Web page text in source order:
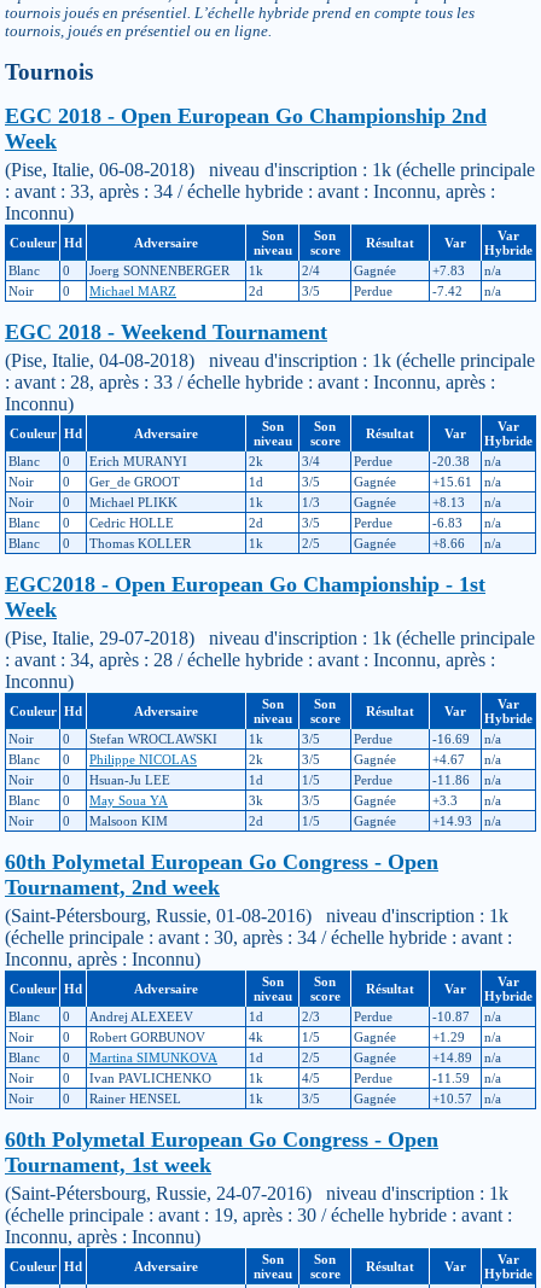
tournois joués en présentiel. L’échelle hybride prend en compte tous les
tournois, joués en présentiel ou en ligne.
Tournois
EGC 2018 - Open European Go Championship 2nd
Week
(Pise, Italie, 06-08-2018) niveau d'inscription : 1k (échelle principale
: avant : 33, après : 34 / échelle hybride : avant : Inconnu, après :
Inconnu)
Couleur Hd Adversaire
Son
niveau
Son
score
Résultat Var
Var
Hybride
Blanc
0 Joerg SONNENBERGER 1k 2/4 Gagnée +7.83
n/a
Noir
0 Michael MARZ 2d 3/5 Perdue -7.42 n/a
EGC 2018 - Weekend Tournament
(Pise, Italie, 04-08-2018) niveau d'inscription : 1k (échelle principale
: avant : 28, après : 33 / échelle hybride : avant : Inconnu, après :
Inconnu)
Couleur Hd Adversaire
Son
niveau
Son
score
Résultat Var
Var
Hybride
Blanc
0 Erich MURANYI 2k 3/4 Perdue -20.38
n/a
Noir
0 Ger_de GROOT 1d 3/5 Gagnée +15.61
n/a
Noir
0 Michael PLIKK 1k 1/3 Gagnée +8.13
n/a
Blanc
0 Cedric HOLLE 2d 3/5 Perdue -6.83
n/a
Blanc
0 Thomas KOLLER 1k 2/5 Gagnée +8.66 n/a
EGC2018 - Open European Go Championship - 1st
Week
(Pise, Italie, 29-07-2018) niveau d'inscription : 1k (échelle principale
: avant : 34, après : 28 / échelle hybride : avant : Inconnu, après :
Inconnu)
Couleur Hd Adversaire
Son
niveau
Son
score
Résultat Var
Var
Hybride
Noir
0 Stefan WROCLAWSKI 1k 3/5 Perdue -16.69
n/a
Blanc
0 Philippe NICOLAS 2k 3/5 Gagnée +4.67
n/a
Noir
0 Hsuan-Ju LEE 1d 1/5 Perdue -11.86
n/a
Blanc
0 May Soua YA 3k 3/5 Gagnée +3.3
n/a
Noir
0 Malsoon KIM 2d 1/5 Gagnée +14.93 n/a
60th Polymetal European Go Congress - Open
Tournament, 2nd week
(Saint-Pétersbourg, Russie, 01-08-2016) niveau d'inscription : 1k
(échelle principale : avant : 30, après : 34 / échelle hybride : avant :
Inconnu, après : Inconnu)
Couleur Hd Adversaire
Son
niveau
Son
score
Résultat Var
Var
Hybride
Blanc
0 Andrej ALEXEEV 1d 2/3 Perdue -10.87
n/a
Noir
0 Robert GORBUNOV 4k 1/5 Gagnée +1.29
n/a
Blanc
0 Martina SIMUNKOVA 1d 2/5 Gagnée +14.89
n/a
Noir
0 Ivan PAVLICHENKO 1k 4/5 Perdue -11.59
n/a
Noir
0 Rainer HENSEL 1k 3/5 Gagnée +10.57 n/a
60th Polymetal European Go Congress - Open
Tournament, 1st week
(Saint-Pétersbourg, Russie, 24-07-2016) niveau d'inscription : 1k
(échelle principale : avant : 19, après : 30 / échelle hybride : avant :
Inconnu, après : Inconnu)
Couleur Hd Adversaire
Son
niveau
Son
score
Résultat Var
Var
Hybride